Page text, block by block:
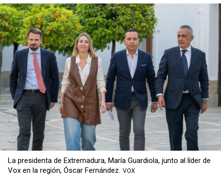
La presidenta de Extremadura, María Guardiola, junto al líder de
Vox en la región, Óscar Fernández. VOX